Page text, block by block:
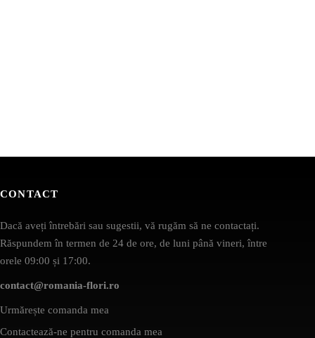
CONTACT
Dacă aveți întrebări sau sugestii, vă rugăm să ne contactați.
Răspundem în termen de 24 de ore, de luni până vineri, între
orele 09:00 și 17:00.
contact@romania-flori.ro
Urmărește comanda mea
Contactează-ne pentru comanda mea